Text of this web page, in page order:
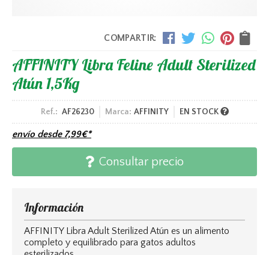
COMPARTIR:
AFFINITY Libra Feline Adult Sterilized
Atún 1,5Kg
Ref.: AF26230 Marca: AFFINITY EN STOCK
envío desde 7,99€*
Consultar precio
Información
AFFINITY Libra Adult Sterilized Atún es un alimento
completo y equilibrado para gatos adultos